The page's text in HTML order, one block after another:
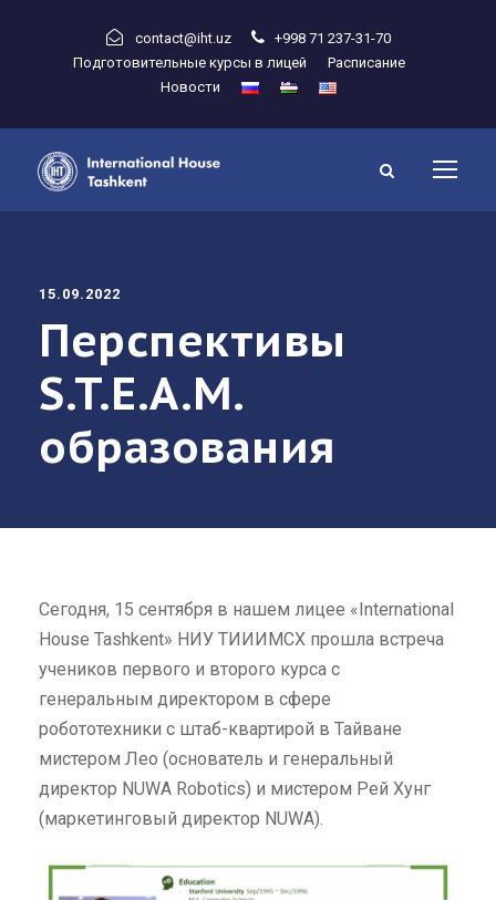
contact@iht.uz
+998 71 237-31-70
Подготовительные курсы в лицей
Расписание
Новости
15.09.2022
Перспективы
S.T.E.A.M.
образования
Сегодня, 15 сентября в нашем лицее «International
House Tashkent» НИУ ТИИИМСХ прошла встреча
учеников первого и второго курса с
генеральным директором в сфере
робототехники с штаб-квартирой в Тайване
мистером Лео (основатель и генеральный
директор NUWA Robotics) и мистером Рей Хунг
(маркетинговый директор NUWA).